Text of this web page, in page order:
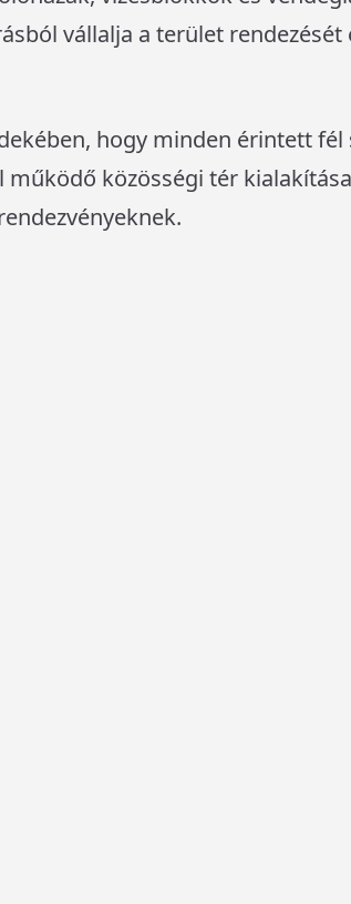
vállalja a terület rendezését
hogy minden érintett fél
közösségi tér